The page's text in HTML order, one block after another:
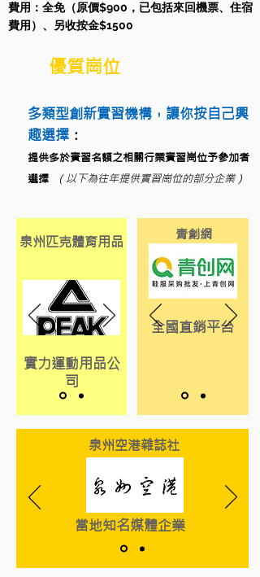
費用：全免（原價$900，已包括來回機票、住宿
費用）、另收按金$1500
優質崗位
多類型創新實習機構，讓你按自己興
趣選擇 ：
提供多於實習名額之相關行業實習崗位予參加者
選擇
（以下為往年提供實習崗位的部分企業）
泉州匹克體育用品
實力運動用品公
司
青創網
全國直銷平台
泉州空港雜誌社
當地知名媒體企業